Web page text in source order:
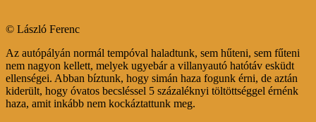
© László Ferenc
Az autópályán normál tempóval haladtunk, sem hűteni, sem fűteni
nem nagyon kellett, melyek ugyebár a villanyautó hatótáv esküdt
ellenségei. Abban bíztunk, hogy simán haza fogunk érni, de aztán
kiderült, hogy óvatos becsléssel 5 százaléknyi töltöttséggel érnénk
haza, amit inkább nem kockáztattunk meg.